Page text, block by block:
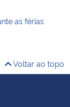
as férias
Voltar ao topo